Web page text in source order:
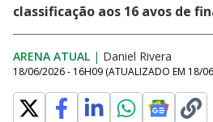
classificação aos 16 avos de
ARENA ATUAL | Daniel Rivera
18/06/2026 - 16H09 (ATUALIZADO EM 18/